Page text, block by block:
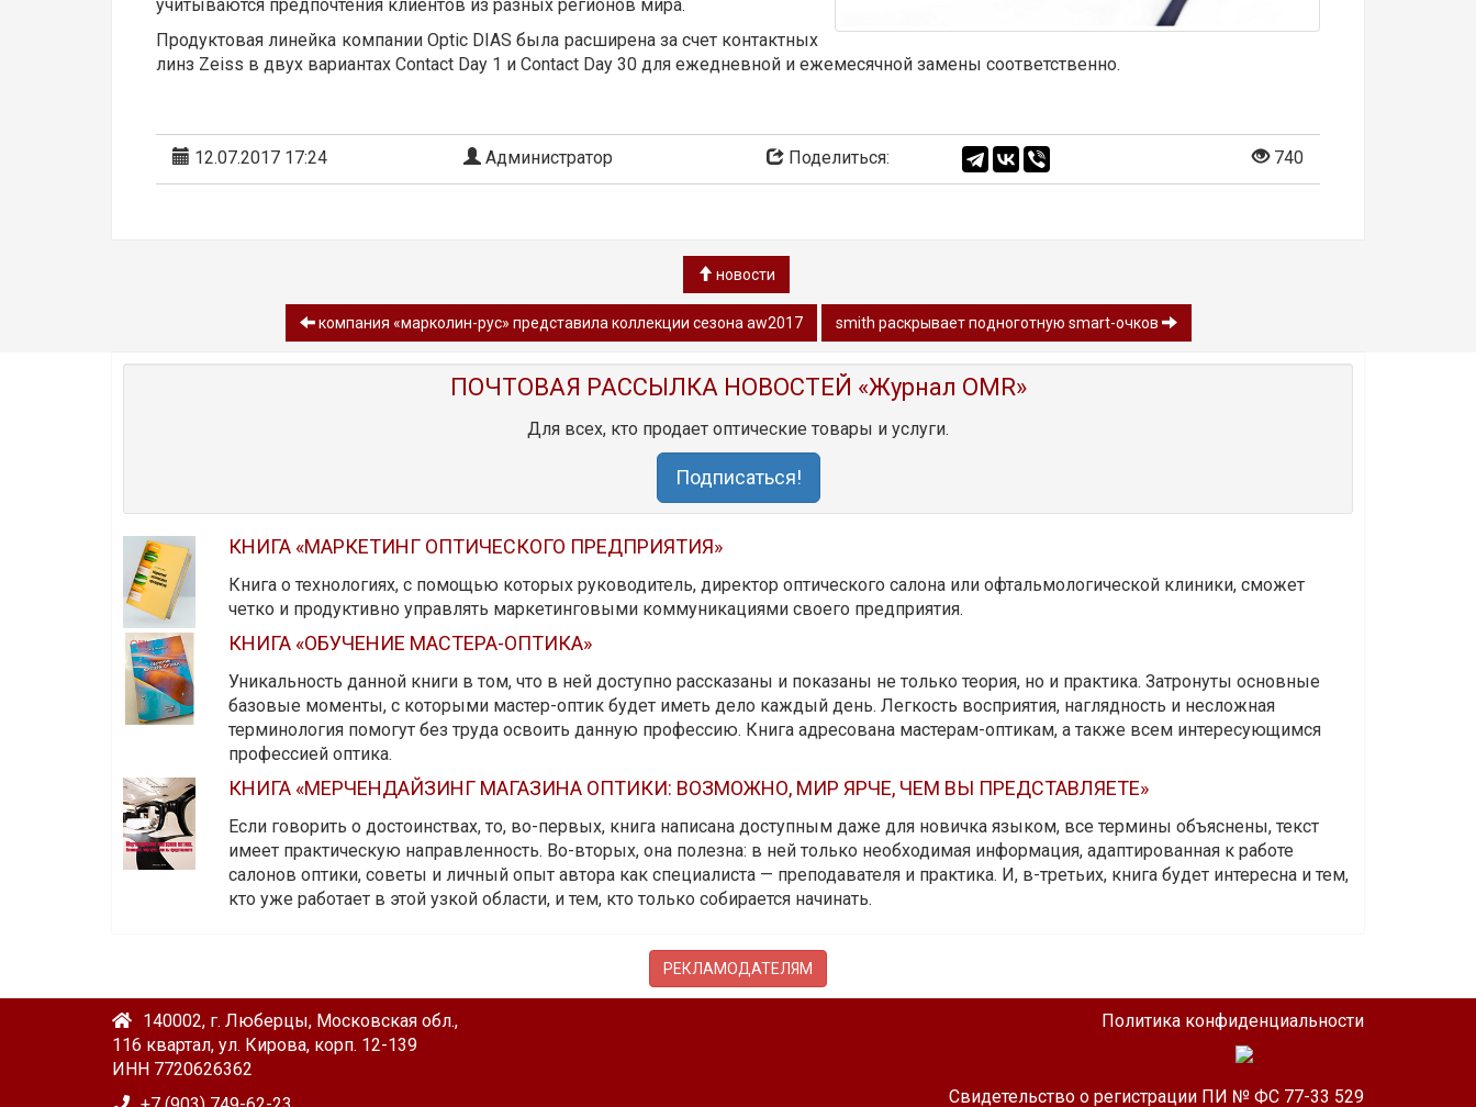
учитываются предпочтения клиентов из разных регионов мира.
Продуктовая линейка компании Optic DIAS была расширена за счет контактных
линз Zeiss в двух вариантах Contact Day 1 и Contact Day 30 для ежедневной и ежемесячной замены соответственно.
12.07.2017 17:24 Администратор Поделиться: 740
новости
компания «марколин-рус» представила коллекции сезона aw2017 smith раскрывает подноготную smart-очков
ПОЧТОВАЯ РАССЫЛКА НОВОСТЕЙ «Журнал OMR»
Для всех, кто продает оптические товары и услуги.
Подписаться!
КНИГА «МАРКЕТИНГ ОПТИЧЕСКОГО ПРЕДПРИЯТИЯ»
Книга о технологиях, с помощью которых руководитель, директор оптического салона или офтальмологической клиники, сможет
четко и продуктивно управлять маркетинговыми коммуникациями своего предприятия.
КНИГА «ОБУЧЕНИЕ МАСТЕРА-ОПТИКА»
Уникальность данной книги в том, что в ней доступно рассказаны и показаны не только теория, но и практика. Затронуты основные
базовые моменты, с которыми мастер-оптик будет иметь дело каждый день. Легкость восприятия, наглядность и несложная
терминология помогут без труда освоить данную профессию. Книга адресована мастерам-оптикам, а также всем интересующимся
профессией оптика.
КНИГА «МЕРЧЕНДАЙЗИНГ МАГАЗИНА ОПТИКИ: ВОЗМОЖНО, МИР ЯРЧЕ, ЧЕМ ВЫ ПРЕДСТАВЛЯЕТЕ»
Если говорить о достоинствах, то, во-первых, книга написана доступным даже для новичка языком, все термины объяснены, текст
имеет практическую направленность. Во-вторых, она полезна: в ней только необходимая информация, адаптированная к работе
салонов оптики, советы и личный опыт автора как специалиста — преподавателя и практика. И, в-третьих, книга будет интересна и тем,
кто уже работает в этой узкой области, и тем, кто только собирается начинать.
РЕКЛАМОДАТЕЛЯМ
140002, г. Люберцы, Московская обл.,
116 квартал, ул. Кирова, корп. 12-139
ИНН 7720626362
Политика конфиденциальности
Свидетельство о регистрации ПИ № ФС 77-33 529